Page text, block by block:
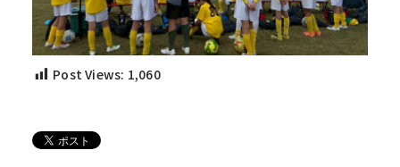
Post Views: 1,060